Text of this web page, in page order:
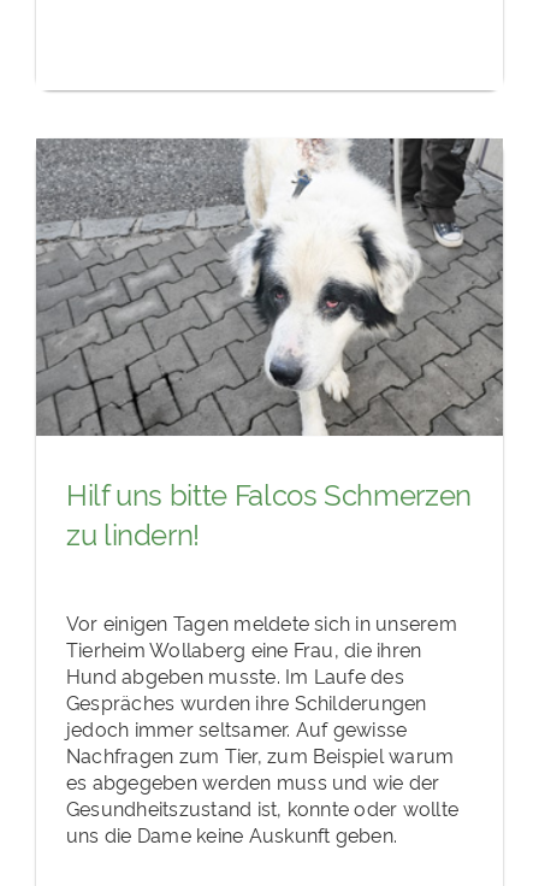
Hilf uns bitte Falcos Schmerzen
zu lindern!
Vor einigen Tagen meldete sich in unserem
Tierheim Wollaberg eine Frau, die ihren
Hund abgeben musste. Im Laufe des
Gespräches wurden ihre Schilderungen
jedoch immer seltsamer. Auf gewisse
Nachfragen zum Tier, zum Beispiel warum
es abgegeben werden muss und wie der
Gesundheitszustand ist, konnte oder wollte
uns die Dame keine Auskunft geben.